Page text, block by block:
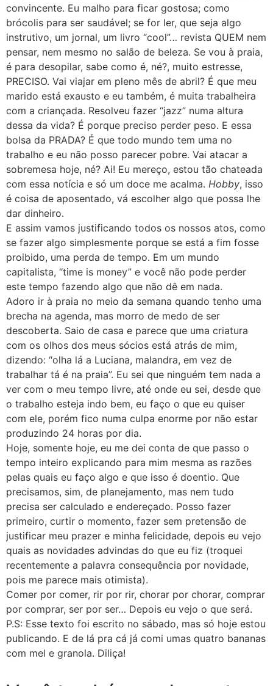
convincente. Eu malho para ficar gostosa; como
brócolis para ser saudável; se for ler, que seja algo
instrutivo, um jornal, um livro “cool”… revista QUEM nem
pensar, nem mesmo no salão de beleza. Se vou à praia,
é para desopilar, sabe como é, né?, muito estresse,
PRECISO. Vai viajar em pleno mês de abril? É que meu
marido está exausto e eu também, é muita trabalheira
com a criançada. Resolveu fazer “jazz” numa altura
dessa da vida? É porque preciso perder peso. E essa
bolsa da PRADA? É que todo mundo tem uma no
trabalho e eu não posso parecer pobre. Vai atacar a
sobremesa hoje, né? Ai! Eu mereço, estou tão chateada
com essa notícia e só um doce me acalma. Hobby, isso
é coisa de aposentado, vá escolher algo que possa lhe
dar dinheiro.
E assim vamos justificando todos os nossos atos, como
se fazer algo simplesmente porque se está a fim fosse
proibido, uma perda de tempo. Em um mundo
capitalista, “time is money” e você não pode perder
este tempo fazendo algo que não dê em nada.
Adoro ir à praia no meio da semana quando tenho uma
brecha na agenda, mas morro de medo de ser
descoberta. Saio de casa e parece que uma criatura
com os olhos dos meus sócios está atrás de mim,
dizendo: “olha lá a Luciana, malandra, em vez de
trabalhar tá é na praia”. Eu sei que ninguém tem nada a
ver com o meu tempo livre, até onde eu sei, desde que
o trabalho esteja indo bem, eu faço o que eu quiser
com ele, porém fico numa culpa enorme por não estar
produzindo 24 horas por dia.
Hoje, somente hoje, eu me dei conta de que passo o
tempo inteiro explicando para mim mesma as razões
pelas quais eu faço algo e que isso é doentio. Que
precisamos, sim, de planejamento, mas nem tudo
precisa ser calculado e endereçado. Posso fazer
primeiro, curtir o momento, fazer sem pretensão de
justificar meu prazer e minha felicidade, depois eu vejo
quais as novidades advindas do que eu fiz (troquei
recentemente a palavra consequência por novidade,
pois me parece mais otimista).
Comer por comer, rir por rir, chorar por chorar, comprar
por comprar, ser por ser… Depois eu vejo o que será.
P.S: Esse texto foi escrito no sábado, mas só hoje estou
publicando. E de lá pra cá já comi umas quatro bananas
com mel e granola. Diliça!